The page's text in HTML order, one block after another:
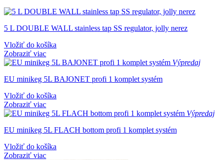
5 L DOUBLE WALL stainless tap SS regulator, jolly nerez
Vložiť do košíka
Zobraziť viac
Výpredaj
EU minikeg 5L BAJONET profi 1 komplet systém
Vložiť do košíka
Zobraziť viac
Výpredaj
EU minikeg 5L FLACH bottom profi 1 komplet systém
Vložiť do košíka
Zobraziť viac